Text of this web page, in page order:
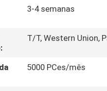
3-4 semanas
T/T, Western Union,
5000 PCes/mês